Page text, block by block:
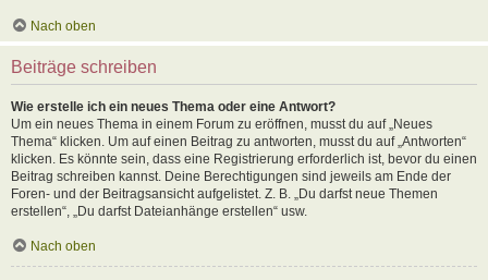
Nach oben
Beiträge schreiben
Wie erstelle ich ein neues Thema oder eine Antwort?
Um ein neues Thema in einem Forum zu eröffnen, musst du auf „Neues
Thema“ klicken. Um auf einen Beitrag zu antworten, musst du auf „Antworten“
klicken. Es könnte sein, dass eine Registrierung erforderlich ist, bevor du einen
Beitrag schreiben kannst. Deine Berechtigungen sind jeweils am Ende der
Foren- und der Beitragsansicht aufgelistet. Z. B. „Du darfst neue Themen
erstellen“, „Du darfst Dateianhänge erstellen“ usw.
Nach oben